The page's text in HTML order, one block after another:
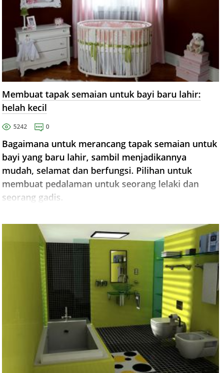
Membuat tapak semaian untuk bayi baru lahir:
helah kecil
5242 0
Bagaimana untuk merancang tapak semaian untuk
bayi yang baru lahir, sambil menjadikannya
mudah, selamat dan berfungsi. Pilihan untuk
membuat pedalaman untuk seorang lelaki dan
seorang gadis.